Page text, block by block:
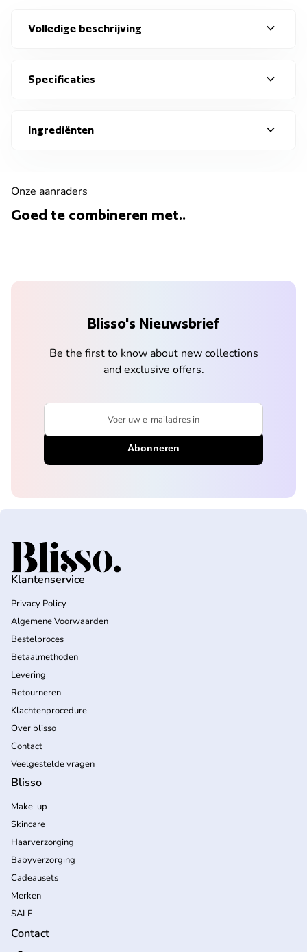
Volledige beschrijving expand_more
Specificaties expand_more
Ingrediënten expand_more
Onze aanraders
Goed te combineren met..
Blisso's Nieuwsbrief
Be the first to know about new collections
and exclusive offers.
Voer uw e-mailadres in
Home
Klantenservice
Privacy Policy
Algemene Voorwaarden
Bestelproces
Betaalmethoden
Levering
Retourneren
Klachtenprocedure
Over blisso
Contact
Veelgestelde vragen
Blisso
Make-up
Skincare
Haarverzorging
Babyverzorging
Cadeausets
Merken
SALE
Contact